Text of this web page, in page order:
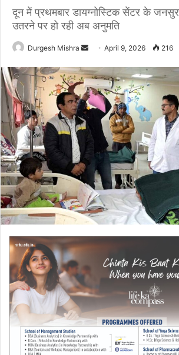
दून में प्रथमबार डायग्नोस्टिक सेंटर के
उतरने पर हो रही अब अनुमति
Durgesh Mishra
Send
email
April 9, 2026 216